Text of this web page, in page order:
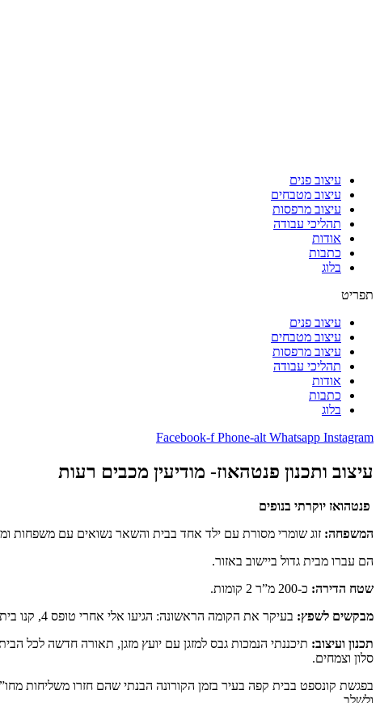
עיצוב פנים
עיצוב מטבחים
עיצוב מרפסות
תהליכי עבודה
אודות
כתבות
בלוג
תפריט
עיצוב פנים
עיצוב מטבחים
עיצוב מרפסות
תהליכי עבודה
אודות
כתבות
בלוג
Facebook-f Phone-alt Whatsapp Instagram
עיצוב ותכנון פנטהאוז- מודיעין מכבים רעות
פנטהואז יוקרתי בנופים
המשפחה: זוג שומרי מסורת עם ילד אחד בבית והשאר נשואים עם משפחות
הם עברו מבית גדול ביישוב באזור.
שטח הדירה: כ-200 מ”ר 2 קומות.
מבקשים לשפץ: בעיקר את הקומה הראשונה: הגיעו אלי אחרי טופס 4, קנו בית חדש מקבלן תכננו את המטבח והבינו שלשאר הם חייבים תכנון מקצועי,
תכנון ועיצוב: תיכננתי הנמכות גבס למזגן עם יועץ מזגן, תאורה חדשה לכל
סלון וצמחים.
בפגשת קונספט בבית קפה בעיר בזמן הקורונה הבנתי שהם חזרו משליחות
ולשלב.